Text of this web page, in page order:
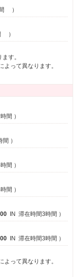
※一部
）
）
す。
って異なります。
間 ）
間 ）
間 ）
間 ）
IN 滞在時間3時間 ）
IN 滞在時間3時間 ）
って異なります。